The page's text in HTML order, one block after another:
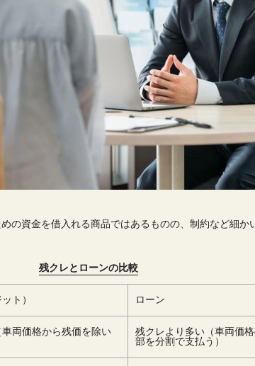
の資金を借入れる商品ではあるものの、制約など細か
残クレとローンの比較
ト） ローン
両価格から残価を除い
残クレより多い（車両価
部を分割で支払う）